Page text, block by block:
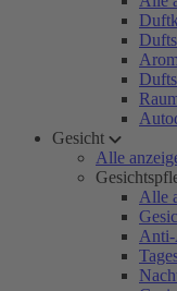
Gesicht
Alle
Alle
Anti-